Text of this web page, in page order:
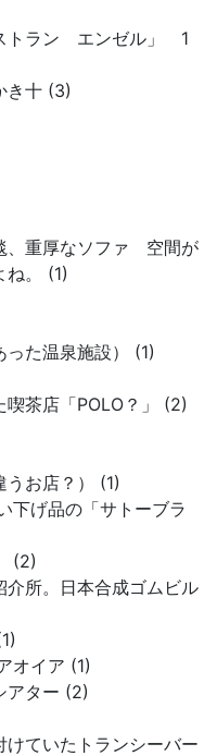
トラン エンゼル」 1
き十 (3)
、重厚なソファ 空間が
ね。 (1)
た温泉施設） (1)
喫茶店「POLO？」 (2)
うお店？） (1)
下げ品の「サトーブラ
(2)
介所。日本合成ゴムビル
オイア (1)
アター (2)
ていたトランシーバー